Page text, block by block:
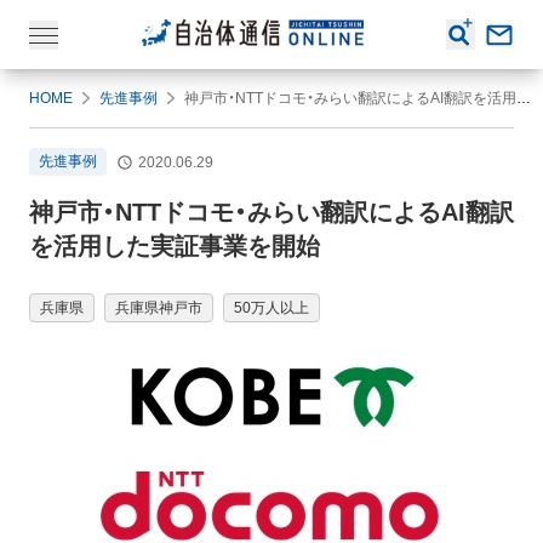
HOME 先進事例 神戸市・NTTドコモ・みらい翻訳によるAI翻訳を活用した実証事業を開始
先進事例 2020.06.29
神戸市・NTTドコモ・みらい翻訳によるAI翻訳
を活用した実証事業を開始
兵庫県 兵庫県神戸市 50万人以上